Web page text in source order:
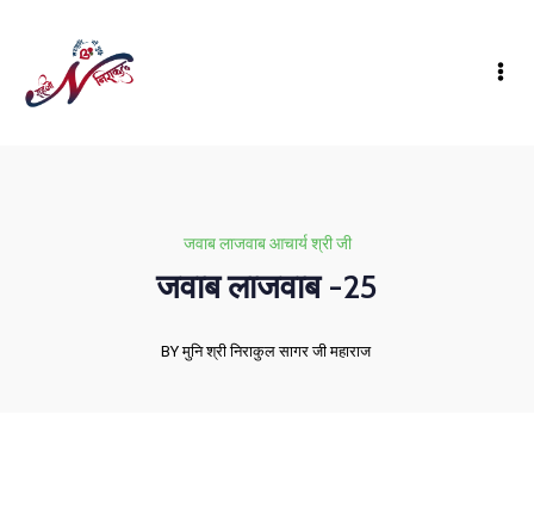
जवाब लाजवाब आचार्य श्री जी
जवाब लाजवाब -25
BY मुनि श्री निराकुल सागर जी महाराज